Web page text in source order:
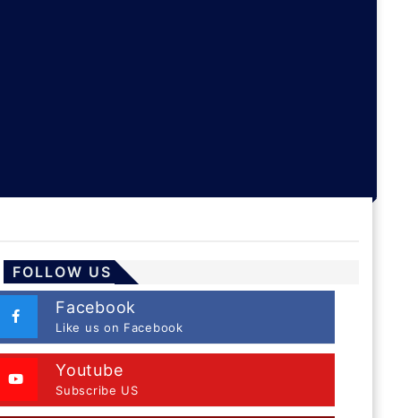
FOLLOW US
Facebook
Like us on Facebook
Youtube
Subscribe US